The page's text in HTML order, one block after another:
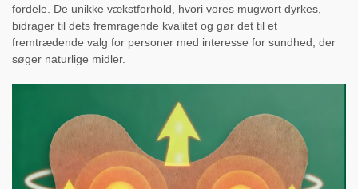
fordele. De unikke vækstforhold, hvori vores mugwort dyrkes,
bidrager til dets fremragende kvalitet og gør det til et
fremtrædende valg for personer med interesse for sundhed, der
søger naturlige midler.